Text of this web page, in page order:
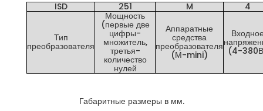
ISD
251 M 4
Тип
преобразователя
Мощность
(первые две
цифры-
множитель,
третья-
количество
нулей
Аппаратные
средства
преобразователя
(М-mini) (4-
Габаритные размеры в мм.